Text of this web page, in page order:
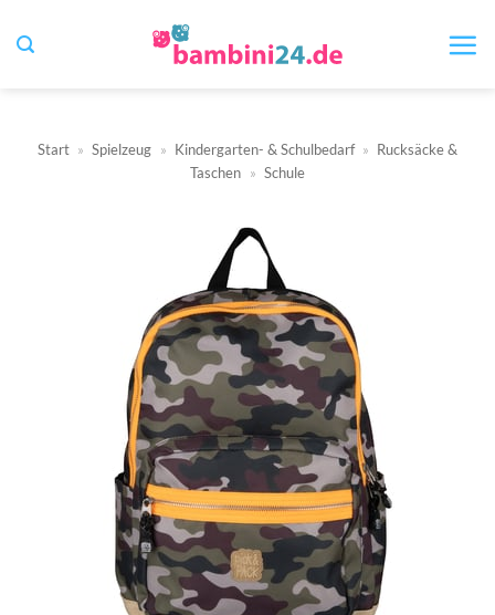
Inhalt
Start » Spielzeug » Kindergarten- & Schulbedarf » Rucksäcke &
Taschen » Schule